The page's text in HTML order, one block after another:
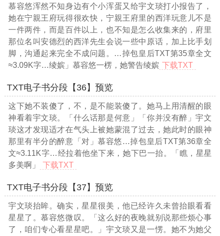
慕容悠浑然不知身边有个小浑蛋又给宇文琰打小报告了，
她在宁親王府玩得很欢快，宁親王府里的西洋玩意儿不是
一件两件，而是百件以上，也不知是怎么收集来的，府里
那位名叫安德烈的西洋先生会说一些中原话，加上比手划
脚，沟通起来完全不成问题。 …掉包皇后TXT第35章全文
≈3.09K字…绫嫔」慕容悠一楞，她警告绫嫔 下载TXT
TXT电子书分段【36】预览
这下她不装傻了，不，是不能装傻了。她马上用清醒的眼
神看着宇文琰。「什么话那是何意」「你并没有醉」宇文
琰这才发现适才在气头上被她蒙混了过去，她此时的眼神
那里有半分的醉意「对」慕容悠 …掉包皇后TXT第36章全
文≈3.11K字…经拉着他坐下来，她下巴一抬。「瞧，星星
多美啊」
下载TXT
TXT电子书分段【37】预览
宇文琰抬眸。确实，星星很美，他已经许久未曾抬眼看看
星星了。慕容悠微叹。「这么好的夜晚就别说那些烦心事
了，咱们专心看星星吧。」宇文琰又是一愣。她不为她父